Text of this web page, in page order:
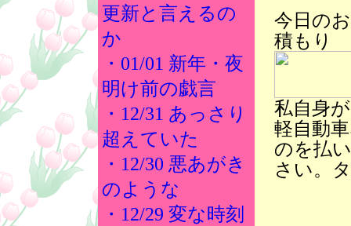
更新と言えるの
か
・01/01 新年・夜
明け前の戯言
・12/31 あっさり
超えていた
・12/30 悪あがき
のような
・12/29 変な時刻
今日の
積もり
私自身
軽自動
のを払
さい。